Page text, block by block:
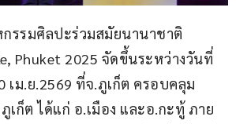
รรมศิลปะร่วมสมัยนานาชาติ
Phuket 2025 จัดขึ้นระหว่างวันที่
เม.ย.2569 ที่จ.ภูเก็ต ครอบคลุม
เก็ต ได้แก่ อ.เมือง และอ.กะทู้ ภาย